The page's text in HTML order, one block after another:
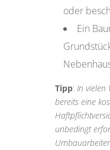
oder
Ein
Tipp: In vielen
bereits eine
unbedingt